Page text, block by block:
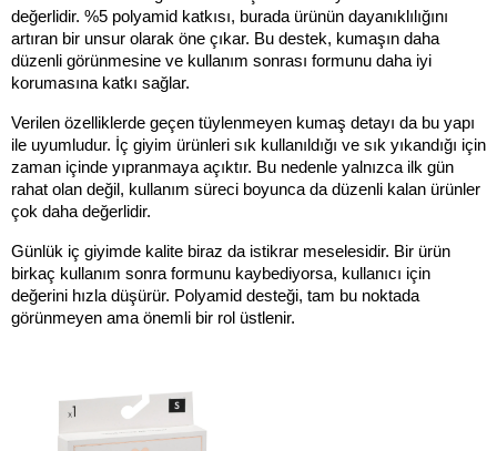
değerlidir. %5 polyamid katkısı, burada ürünün dayanıklılığını
artıran bir unsur olarak öne çıkar. Bu destek, kumaşın daha
düzenli görünmesine ve kullanım sonrası formunu daha iyi
korumasına katkı sağlar.
Verilen özelliklerde geçen tüylenmeyen kumaş detayı da bu yapı
ile uyumludur. İç giyim ürünleri sık kullanıldığı ve sık yıkandığı için
zaman içinde yıpranmaya açıktır. Bu nedenle yalnızca ilk gün
rahat olan değil, kullanım süreci boyunca da düzenli kalan ürünler
çok daha değerlidir.
Günlük iç giyimde kalite biraz da istikrar meselesidir. Bir ürün
birkaç kullanım sonra formunu kaybediyorsa, kullanıcı için
değerini hızla düşürür. Polyamid desteği, tam bu noktada
görünmeyen ama önemli bir rol üstlenir.